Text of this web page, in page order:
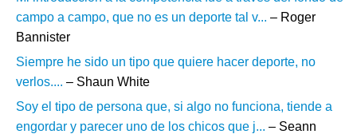
campo a campo, que no es un deporte tal v... – Roger
Bannister
Siempre he sido un tipo que quiere hacer deporte, no
verlos.... – Shaun White
Soy el tipo de persona que, si algo no funciona, tiende a
engordar y parecer uno de los chicos que j... – Seann